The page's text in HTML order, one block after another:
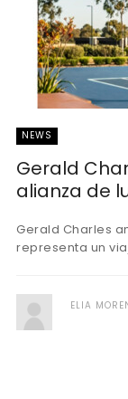
NEWS
Gerald
alianza de
Gerald Charles
representa un
ELIA